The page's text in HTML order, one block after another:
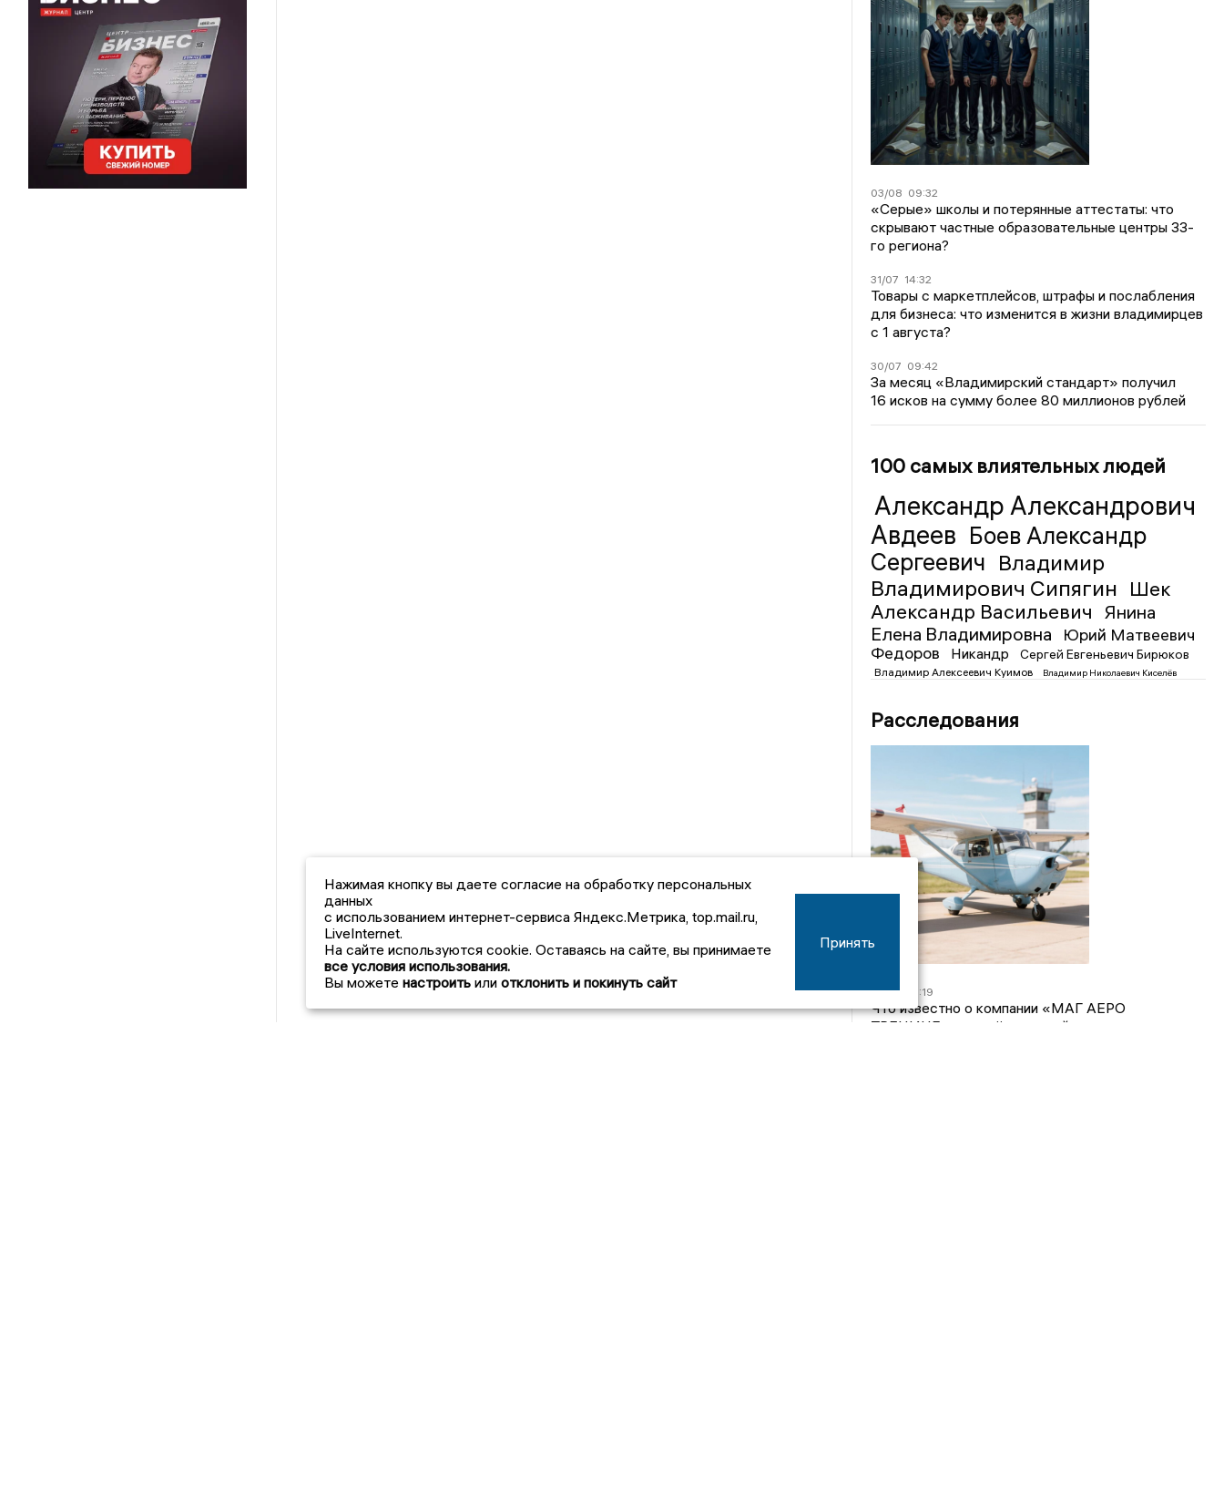
03/08 09:32
«Серые» школы и потерянные аттестаты: что
скрывают частные образовательные центры 33-
го региона?
31/07 14:32
Товары с маркетплейсов, штрафы и послабления
для бизнеса: что изменится в жизни владимирцев
с 1 августа?
30/07 09:42
За месяц «Владимирский стандарт» получил
16 исков на сумму более 80 миллионов рублей
100 самых влиятельных людей
Александр Александрович
Авдеев Боев Александр
Сергеевич Владимир
Владимирович Сипягин Шек
Александр Васильевич
Янина
Елена Владимировна
Юрий Матвеевич
Федоров
Никандр Сергей Евгеньевич Бирюков
Владимир Алексеевич Куимов Владимир Николаевич Киселёв
Расследования
07/08 16:19
Что известно о компании «МАГ АЕРО
ТРЕНИНГ», самолёт которой потерпел крушение
Нажимая кнопку вы даете согласие на обработку персональных
данных
с использованием интернет-сервиса Яндекс.Метрика, top.mail.ru,
LiveInternet.
На сайте используются cookie. Оставаясь на сайте, вы принимаете
все условия использования.
Вы можете настроить или отклонить и покинуть сайт
Принять